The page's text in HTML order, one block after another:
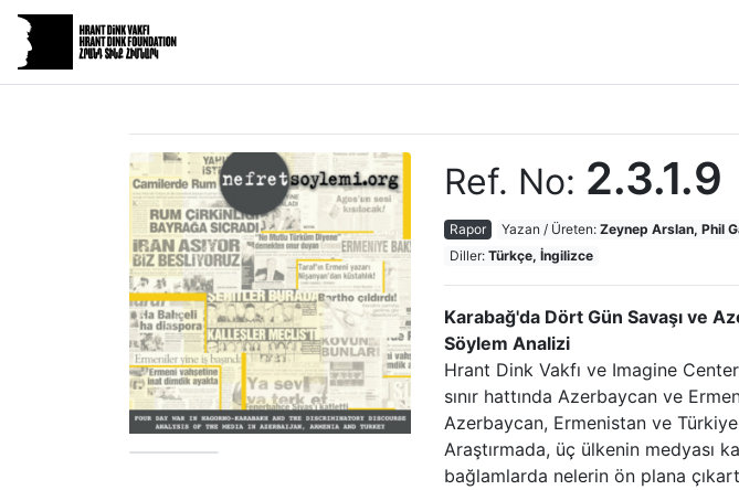
Ref. No: 2.3.1.9
Rapor Yazan / Üreten: Zeynep Arslan, Phil
Diller:Türkçe, İngilizce
Karabağ'da Dört Gün Savaşı ve
Söylem Analizi
Hrant Dink Vakfı ve Imagine
sınır hattında Azerbaycan ve
Azerbaycan, Ermenistan ve Türkiye
Araştırmada, üç ülkenin medyası
bağlamlarda nelerin ön plana